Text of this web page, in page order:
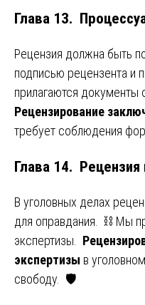
Глава 13.
Рецензия должна быть
подписью рецензента и
прилагаются документы
Рецензирование
требует соблюдения
Глава 14. Рецензия
В уголовных делах
для оправдания. ⛓️ Мы
экспертизы.
экспертизы в
свободу. 🛡️